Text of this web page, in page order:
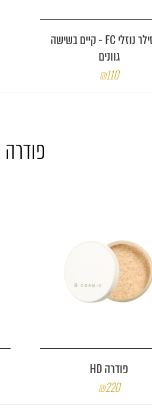
קונסילר נוזלי FC - קיים בשישה
גוונים
₪110
פודרה
פודרה HD
₪220